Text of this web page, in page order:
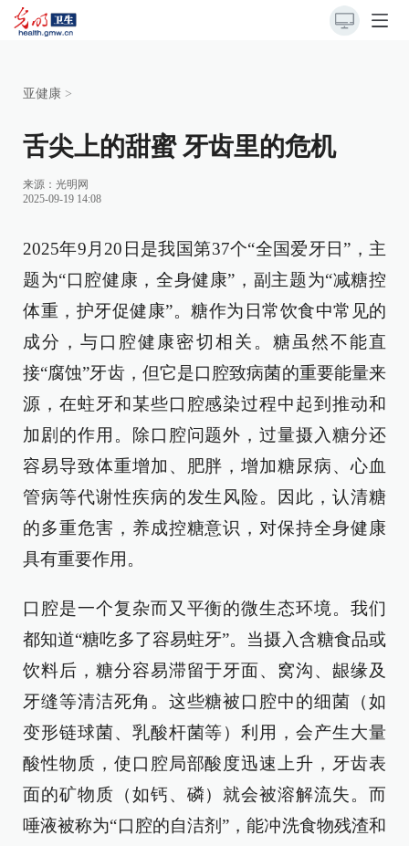
亚健康 >
舌尖上的甜蜜 牙齿里的危机
来源：光明网
2025-09-19 14:08
2025年9月20日是我国第37个“全国爱牙日”，主
题为“口腔健康，全身健康”，副主题为“减糖控
体重，护牙促健康”。糖作为日常饮食中常见的
成分，与口腔健康密切相关。糖虽然不能直
接“腐蚀”牙齿，但它是口腔致病菌的重要能量来
源，在蛀牙和某些口腔感染过程中起到推动和
加剧的作用。除口腔问题外，过量摄入糖分还
容易导致体重增加、肥胖，增加糖尿病、心血
管病等代谢性疾病的发生风险。因此，认清糖
的多重危害，养成控糖意识，对保持全身健康
具有重要作用。
口腔是一个复杂而又平衡的微生态环境。我们
都知道“糖吃多了容易蛀牙”。当摄入含糖食品或
饮料后，糖分容易滞留于牙面、窝沟、龈缘及
牙缝等清洁死角。这些糖被口腔中的细菌（如
变形链球菌、乳酸杆菌等）利用，会产生大量
酸性物质，使口腔局部酸度迅速上升，牙齿表
面的矿物质（如钙、磷）就会被溶解流失。而
唾液被称为“口腔的自洁剂”，能冲洗食物残渣和